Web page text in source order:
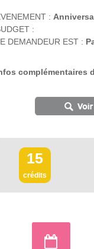
:
:
DEMANDEUR EST :
complémentaires
15
crédits